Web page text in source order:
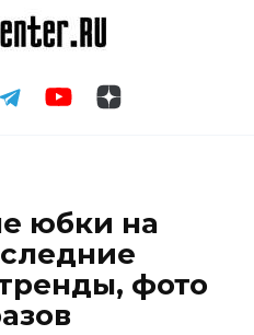
юбки на
фото